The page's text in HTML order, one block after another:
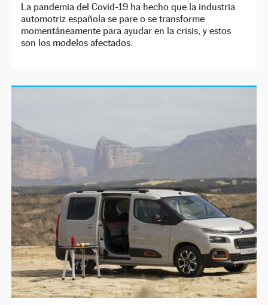
La pandemia del Covid-19 ha hecho que la industria
automotriz española se pare o se transforme
momentáneamente para ayudar en la crisis, y estos
son los modelos afectados.